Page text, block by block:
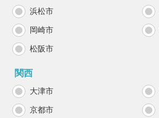
浜松市
岡崎市
松阪市
関西
大津市
京都市